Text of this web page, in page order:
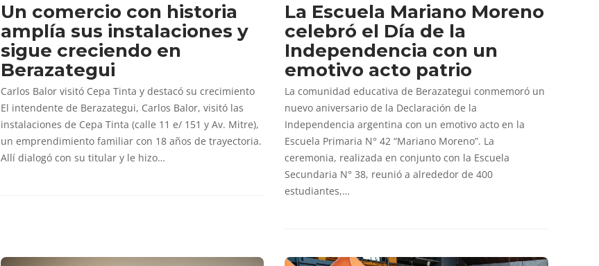
Un comercio con historia
amplía sus instalaciones y
sigue creciendo en
Berazategui
Carlos Balor visitó Cepa Tinta y destacó su crecimiento
El intendente de Berazategui, Carlos Balor, visitó las
instalaciones de Cepa Tinta (calle 11 e/ 151 y Av. Mitre),
un emprendimiento familiar con 18 años de trayectoria.
Allí dialogó con su titular y le hizo…
La Escuela Mariano Moreno
celebró el Día de la
Independencia con un
emotivo acto patrio
La comunidad educativa de Berazategui conmemoró un
nuevo aniversario de la Declaración de la
Independencia argentina con un emotivo acto en la
Escuela Primaria N° 42 “Mariano Moreno”. La
ceremonia, realizada en conjunto con la Escuela
Secundaria N° 38, reunió a alrededor de 400
estudiantes,…